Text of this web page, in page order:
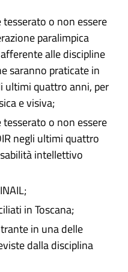
o non essere
paralimpica
alle discipline
saranno praticate in
ultimi quattro anni, per
e visiva;
o non essere
negli ultimi quattro
intellettivo
in Toscana;
in una delle
dalla disciplina